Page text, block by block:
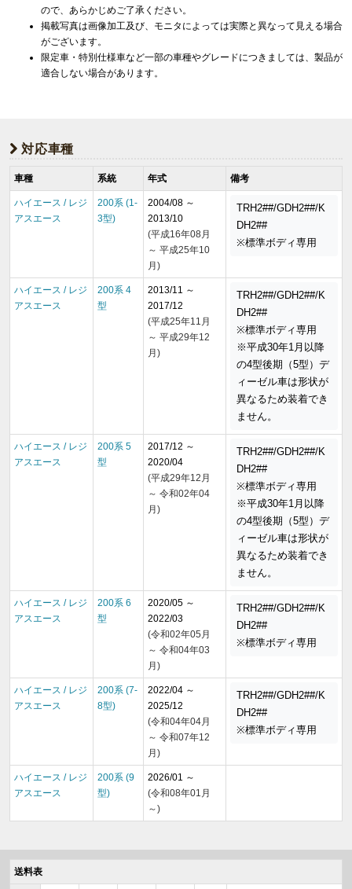
ので、あらかじめご了承ください。
掲載写真は画像加工及び、モニタによっては実際と異なって見える場合
がございます。
限定車・特別仕様車など一部の車種やグレードにつきましては、製品が
適合しない場合があります。
対応車種
車種 系統 年式 備考
ハイエース / レジ
アスエース
200系 (1-
3型)
2004/08 ～
2013/10
(平成16年08月
～ 平成25年10
月)
TRH2##/GDH2##/K
DH2##
※標準ボディ専用
ハイエース / レジ
アスエース
200系 4
型
2013/11 ～
2017/12
(平成25年11月
～ 平成29年12
月)
TRH2##/GDH2##/K
DH2##
※標準ボディ専用
※平成30年1月以降
の4型後期（5型）デ
ィーゼル車は形状が
異なるため装着でき
ません。
ハイエース / レジ
アスエース
200系 5
型
2017/12 ～
2020/04
(平成29年12月
～ 令和02年04
月)
TRH2##/GDH2##/K
DH2##
※標準ボディ専用
※平成30年1月以降
の4型後期（5型）デ
ィーゼル車は形状が
異なるため装着でき
ません。
ハイエース / レジ
アスエース
200系 6
型
2020/05 ～
2022/03
(令和02年05月
～ 令和04年03
月)
TRH2##/GDH2##/K
DH2##
※標準ボディ専用
ハイエース / レジ
アスエース
200系 (7-
8型)
2022/04 ～
2025/12
(令和04年04月
～ 令和07年12
月)
TRH2##/GDH2##/K
DH2##
※標準ボディ専用
ハイエース / レジ
アスエース
200系 (9
型)
2026/01 ～
(令和08年01月
～)
送料表